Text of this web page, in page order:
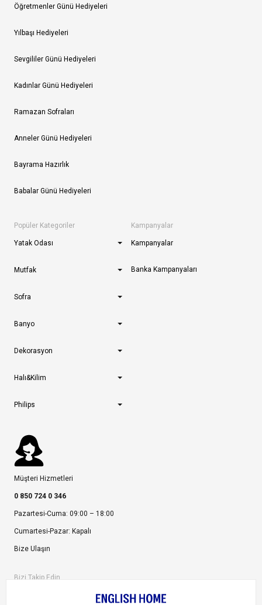
Öğretmenler Günü Hediyeleri
Yılbaşı Hediyeleri
Sevgililer Günü Hediyeleri
Kadınlar Günü Hediyeleri
Ramazan Sofraları
Anneler Günü Hediyeleri
Bayrama Hazırlık
Babalar Günü Hediyeleri
Popüler Kategoriler
Yatak Odası
Mutfak
Sofra
Banyo
Dekorasyon
Halı&Kilim
Philips
Kampanyalar
Kampanyalar
Banka Kampanyaları
Müşteri Hizmetleri
0 850 724 0 346
Pazartesi-Cuma: 09:00 – 18:00
Cumartesi-Pazar: Kapalı
Bize Ulaşın
Bizi Takip Edin